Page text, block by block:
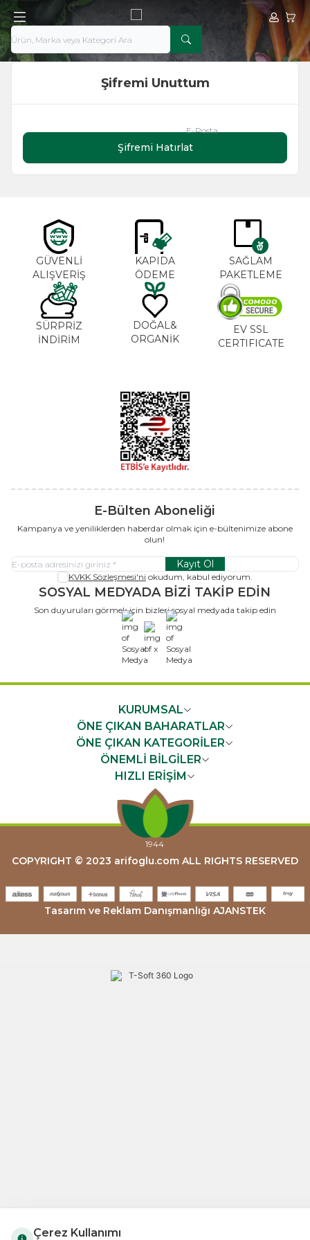
Hesabım
Şifremi Unuttum
E-Posta
Şifremi Hatırlat
GÜVENLİ
ALIŞVERİŞ
KAPIDA
ÖDEME
SAĞLAM
PAKETLEME
SÜRPRİZ
İNDİRİM
DOĞAL&
ORGANİK
EV SSL
CERTIFICATE
E-Bülten Aboneliği
Kampanya ve yeniliklerden haberdar olmak için e-bültenimize abone
olun!
Kayıt Ol
KVKK Sözleşmesi'ni okudum, kabul ediyorum.
SOSYAL MEDYADA BİZİ TAKİP EDİN
Son duyuruları görmek için bizleri sosyal medyada takip edin
x
KURUMSAL
ÖNE ÇIKAN BAHARATLAR
ÖNE ÇIKAN KATEGORİLER
ÖNEMLİ BİLGİLER
HIZLI ERİŞİM
COPYRIGHT © 2023 arifoglu.com ALL RIGHTS RESERVED
Tasarım ve Reklam Danışmanlığı AJANSTEK
Çerez Kullanımı